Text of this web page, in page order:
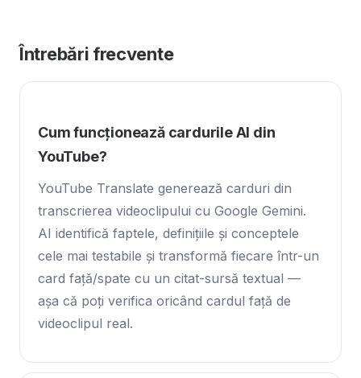
Întrebări frecvente
Cum funcționează cardurile AI din
YouTube?
YouTube Translate generează carduri din
transcrierea videoclipului cu Google Gemini.
AI identifică faptele, definițiile și conceptele
cele mai testabile și transformă fiecare într-un
card față/spate cu un citat-sursă textual —
așa că poți verifica oricând cardul față de
videoclipul real.